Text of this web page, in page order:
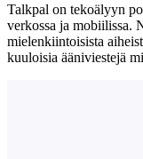
Talkpal on tekoälyyn
verkossa ja mobiilissa.
mielenkiintoisista
kuuloisia ääniviestejä